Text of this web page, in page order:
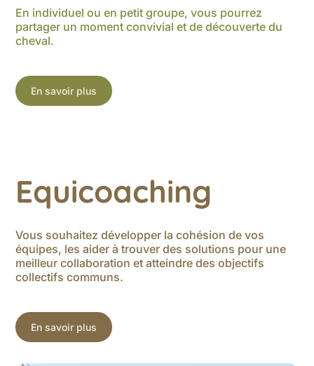
En individuel ou en petit groupe, vous pourrez
partager un moment convivial et de découverte du
cheval.
En savoir plus
Equicoaching
Vous souhaitez développer la cohésion de vos
équipes, les aider à trouver des solutions pour une
meilleur collaboration et atteindre des objectifs
collectifs communs.
En savoir plus